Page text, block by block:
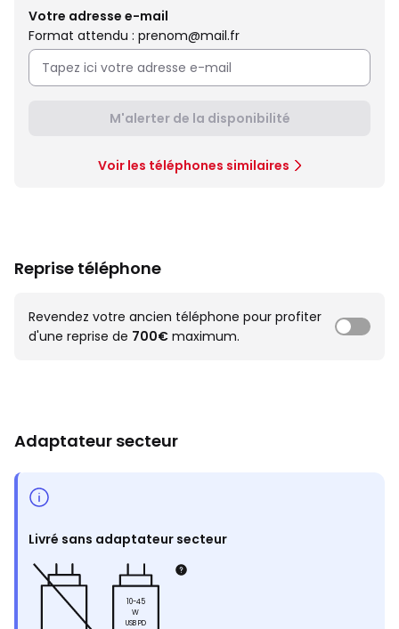
Votre adresse e-mail
Format attendu : prenom@mail.fr
M'alerter de la disponibilité
Voir les téléphones similaires
Reprise téléphone
Revendez votre ancien téléphone pour profiter
d'une reprise de 700€ maximum.
Adaptateur secteur
Livré sans adaptateur secteur
10-45
W
USB PD